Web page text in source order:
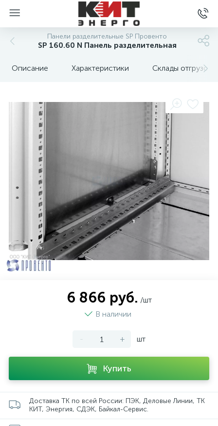
Панели разделительные SP Провенто
SP 160.60 N Панель разделительная
Описание Характеристики Склады отгрузок
6 866 руб. /шт
В наличии
- + шт
Купить
Доставка ТК по всей России: ПЭК, Деловые Линии, ТК
КИТ, Энергия, СДЭК, Байкал-Сервис.